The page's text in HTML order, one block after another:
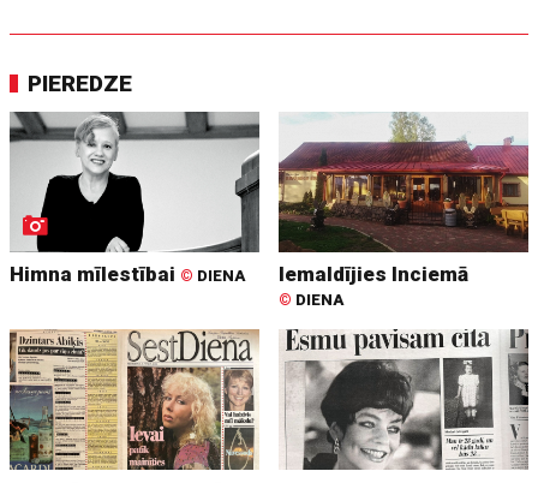
PIEREDZE
Himna mīlestībai © DIENA Iemaldījies Inciemā
© DIENA